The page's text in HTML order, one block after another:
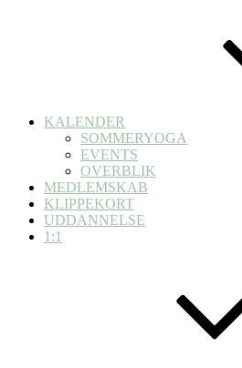
KALENDER
SOMMERYOGA
EVENTS
OVERBLIK
MEDLEMSKAB
KLIPPEKORT
UDDANNELSE
1:1